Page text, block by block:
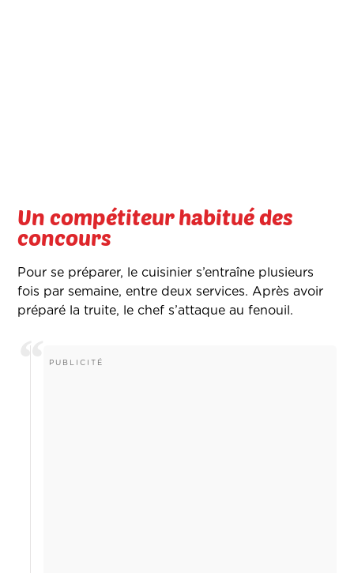
Un compétiteur habitué des
concours
Pour se préparer, le cuisinier s’entraîne plusieurs
fois par semaine, entre deux services. Après avoir
préparé la truite, le chef s’attaque au fenouil.